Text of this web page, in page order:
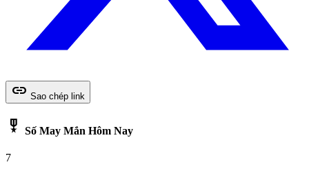
link Sao chép link
military_tech Số May Mắn Hôm Nay
7